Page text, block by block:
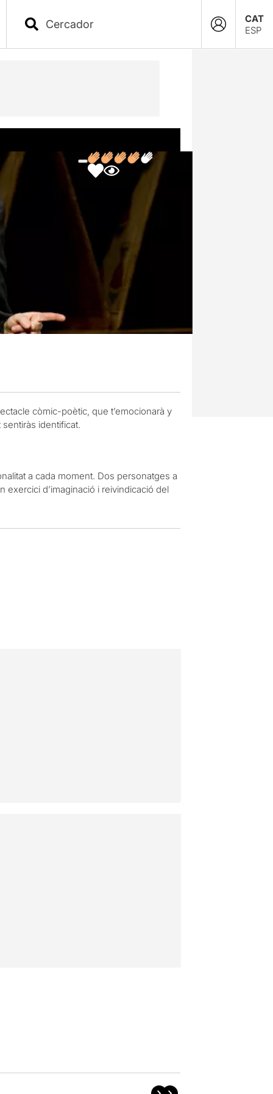
CAT
ESP
còmic-poètic, que t’emocionarà y
identificat.
a cada moment. Dos personatges a
d’imaginació i reivindicació del